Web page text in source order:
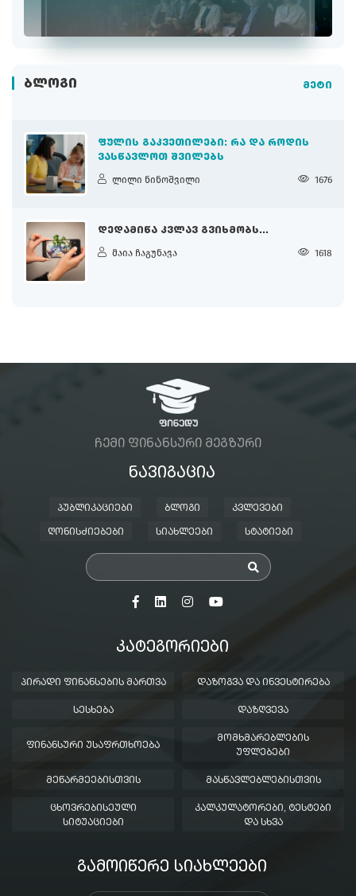
ᲑᲚᲝᲒᲘ მეტი
ᲤᲣᲚᲘᲡ ᲒᲐᲙᲕᲔᲗᲘᲚᲔᲑᲘ: ᲠᲐ ᲓᲐ ᲠᲝᲓᲘᲡ
ᲕᲐᲡᲬᲐᲕᲚᲝᲗ ᲨᲕᲘᲚᲔᲑᲡ
ლილი ნინოშვილი 1676
ᲓᲔᲓᲐᲛᲘᲬᲐ ᲙᲕᲚᲐᲕ ᲒᲕᲘᲮᲛᲝᲑᲡ...
მაია ჩაგუნავა 1618
ᲩᲔᲛᲘ ᲤᲘᲜᲐᲜᲡᲣᲠᲘ ᲛᲔᲒᲖᲣᲠᲘ
ᲜᲐᲕᲘᲒᲐᲪᲘᲐ
ᲞᲣᲑᲚᲘᲙᲐᲪᲘᲔᲑᲘ ᲑᲚᲝᲒᲘ ᲙᲕᲚᲔᲕᲔᲑᲘ
ᲦᲝᲜᲘᲡᲫᲘᲔᲑᲔᲑᲘ ᲡᲘᲐᲮᲚᲔᲔᲑᲘ ᲡᲢᲐᲢᲘᲔᲑᲘ
ᲙᲐᲢᲔᲒᲝᲠᲘᲔᲑᲘ
ᲞᲘᲠᲐᲓᲘ ᲤᲘᲜᲐᲜᲡᲔᲑᲘᲡ ᲛᲐᲠᲗᲕᲐ ᲓᲐᲖᲝᲒᲕᲐ ᲓᲐ ᲘᲜᲕᲔᲡᲢᲘᲠᲔᲑᲐ
ᲡᲔᲡᲮᲔᲑᲐ ᲓᲐᲖᲦᲕᲔᲕᲐ
ᲤᲘᲜᲐᲜᲡᲣᲠᲘ ᲣᲡᲐᲤᲠᲗᲮᲝᲔᲑᲐ
ᲛᲝᲛᲮᲛᲐᲠᲔᲑᲚᲔᲑᲘᲡ
ᲣᲤᲚᲔᲑᲔᲑᲘ
ᲛᲔᲬᲐᲠᲛᲔᲔᲑᲘᲡᲗᲕᲘᲡ ᲛᲐᲡᲬᲐᲕᲚᲔᲑᲚᲔᲑᲘᲡᲗᲕᲘᲡ
ᲪᲮᲝᲕᲠᲔᲑᲘᲡᲔᲣᲚᲘ
ᲡᲘᲢᲣᲐᲪᲘᲔᲑᲘ
ᲙᲐᲚᲙᲣᲚᲐᲢᲝᲠᲔᲑᲘ, ᲢᲔᲡᲢᲔᲑᲘ
ᲓᲐ ᲡᲮᲕᲐ
ᲒᲐᲛᲝᲘᲬᲔᲠᲔ ᲡᲘᲐᲮᲚᲔᲔᲑᲘ